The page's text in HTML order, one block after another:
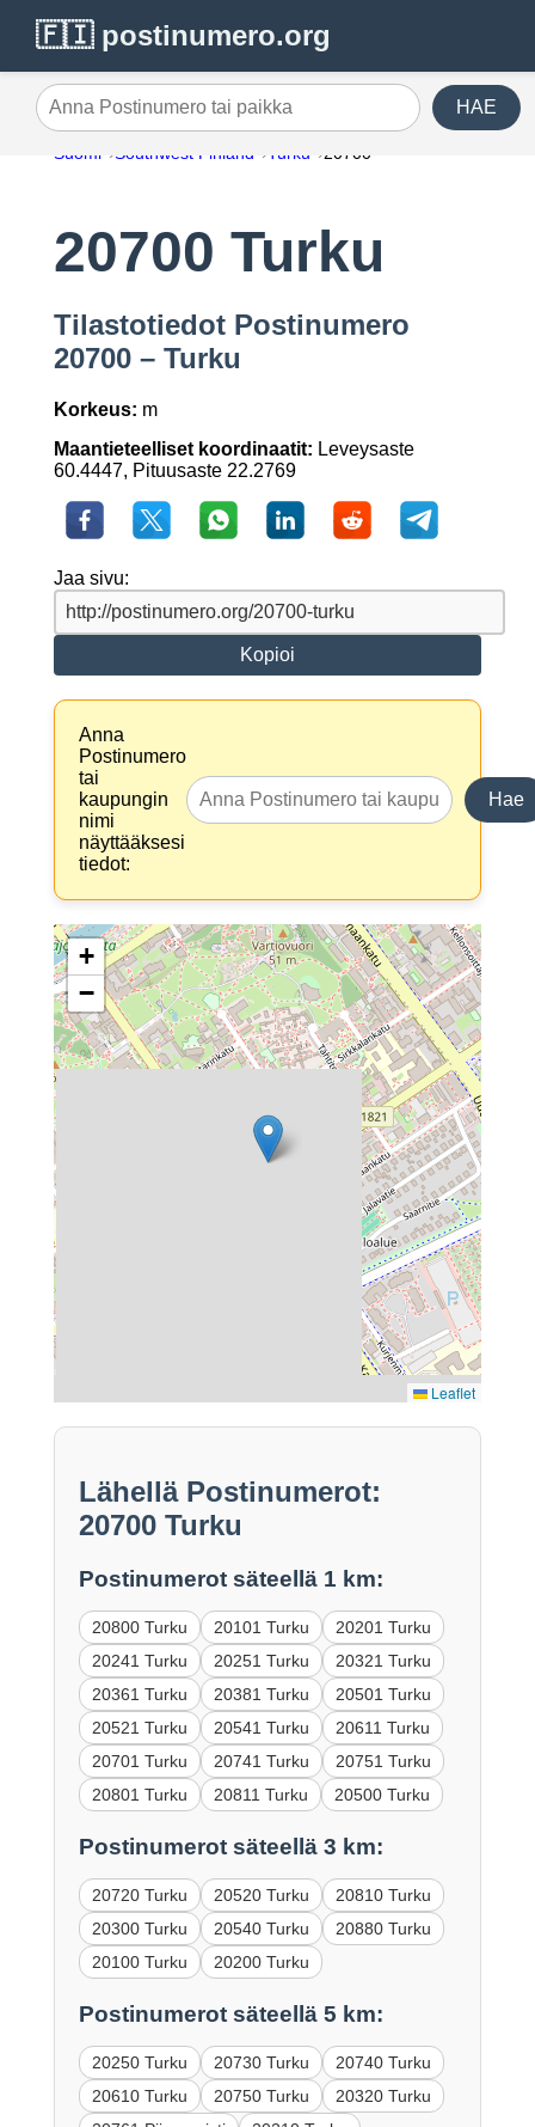
🇫🇮 postinumero.org
Anna Postinumero tai paikka HAE
Suomi Southwest Finland Turku 20700
20700 Turku
Tilastotiedot Postinumero
20700 – Turku
Korkeus: m
Maantieteelliset koordinaatit: Leveysaste
60.4447, Pituusaste 22.2769
Jaa sivu:
Kopioi
Anna
Postinumero
tai
kaupungin
nimi
näyttääksesi
tiedot:
Hae
+
−
Leaflet
Lähellä Postinumerot:
20700 Turku
Postinumerot säteellä 1 km:
20800 Turku 20101 Turku
20201 Turku
20241 Turku
20251 Turku
20321 Turku
20361 Turku
20381 Turku
20501 Turku
20521 Turku
20541 Turku
20611 Turku
20701 Turku
20741 Turku
20751 Turku
20801 Turku
20811 Turku 20500 Turku
Postinumerot säteellä 3 km:
20720 Turku 20520 Turku
20810 Turku
20300 Turku
20540 Turku
20880 Turku
20100 Turku
20200 Turku
Postinumerot säteellä 5 km:
20250 Turku 20730 Turku
20740 Turku
20610 Turku
20750 Turku
20320 Turku